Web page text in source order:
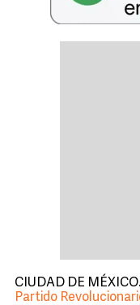
CIUDAD DE
Partido